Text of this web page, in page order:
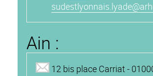
Ain :
12 bis place Carriat -